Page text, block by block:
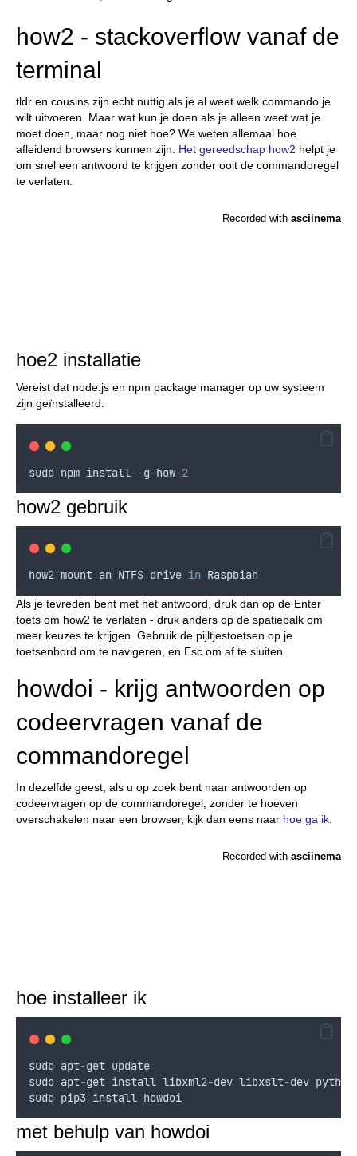
how2 - stackoverflow vanaf de
terminal
tldr en cousins zijn echt nuttig als je al weet welk commando je
wilt uitvoeren. Maar wat kun je doen als je alleen weet wat je
moet doen, maar nog niet hoe? We weten allemaal hoe
afleidend browsers kunnen zijn. Het gereedschap how2 helpt je
om snel een antwoord te krijgen zonder ooit de commandoregel
te verlaten.
hoe2 installatie
Vereist dat node.js en npm package manager op uw systeem
zijn geïnstalleerd.
sudo npm install -g how-2
how2 gebruik
how2 mount an NTFS drive in Raspbian
Als je tevreden bent met het antwoord, druk dan op de Enter
toets om how2 te verlaten - druk anders op de spatiebalk om
meer keuzes te krijgen. Gebruik de pijltjestoetsen op je
toetsenbord om te navigeren, en Esc om af te sluiten.
howdoi - krijg antwoorden op
codeervragen vanaf de
commandoregel
In dezelfde geest, als u op zoek bent naar antwoorden op
codeervragen op de commandoregel, zonder te hoeven
overschakelen naar een browser, kijk dan eens naar hoe ga ik:
hoe installeer ik
sudo apt-get update
sudo apt-get install libxml2-dev libxslt-dev
sudo pip3 install howdoi
met behulp van howdoi